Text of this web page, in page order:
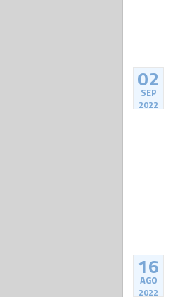
02
SEP
2022
16
AGO
2022